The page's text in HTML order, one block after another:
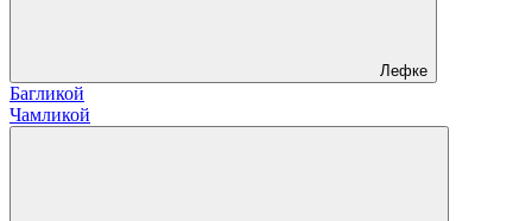
Лефке
Багликой
Чамликой